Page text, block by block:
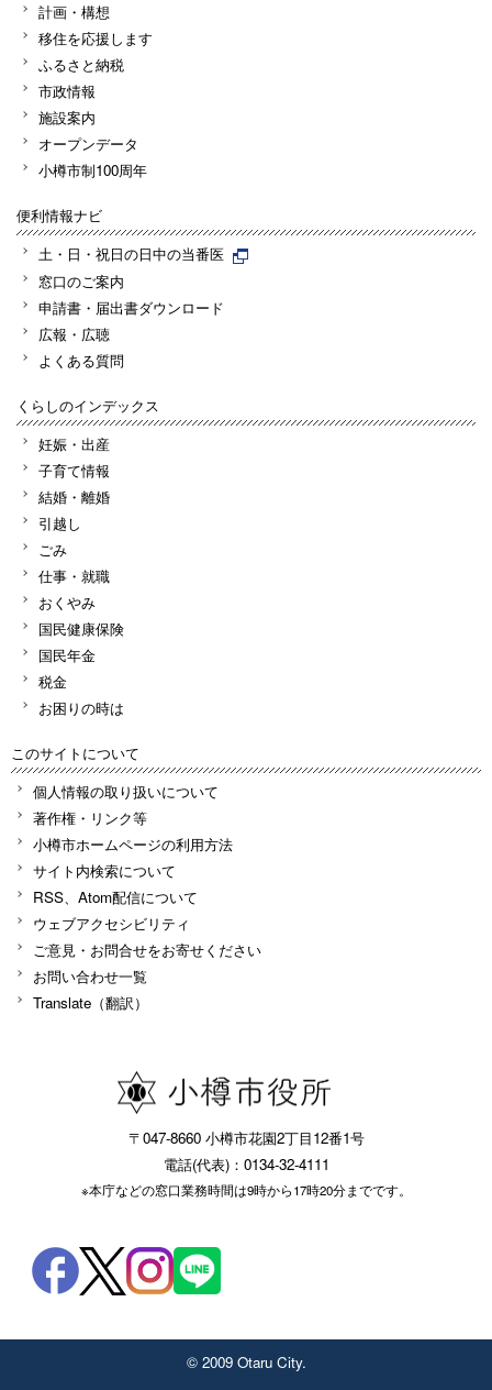
計画・構想
移住を応援します
ふるさと納税
市政情報
施設案内
オープンデータ
小樽市制100周年
便利情報ナビ
土・日・祝日の日中の当番医
窓口のご案内
申請書・届出書ダウンロード
広報・広聴
よくある質問
くらしのインデックス
妊娠・出産
子育て情報
結婚・離婚
引越し
ごみ
仕事・就職
おくやみ
国民健康保険
国民年金
税金
お困りの時は
このサイトについて
個人情報の取り扱いについて
著作権・リンク等
小樽市ホームページの利用方法
サイト内検索について
RSS、Atom配信について
ウェブアクセシビリティ
ご意見・お問合せをお寄せください
お問い合わせ一覧
Translate（翻訳）
〒047-8660 小樽市花園2丁目12番1号
電話(代表)：0134-32-4111
※本庁などの窓口業務時間は9時から17時20分までです。
© 2009 Otaru City.